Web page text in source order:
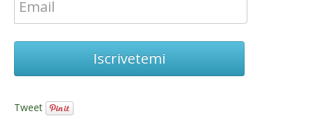
Iscrivetemi
Tweet